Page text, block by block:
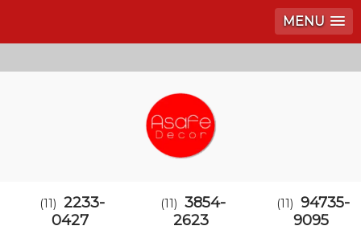
MENU
(11) 2233-
0427
(11) 3854-
2623
(11) 94735-
9095